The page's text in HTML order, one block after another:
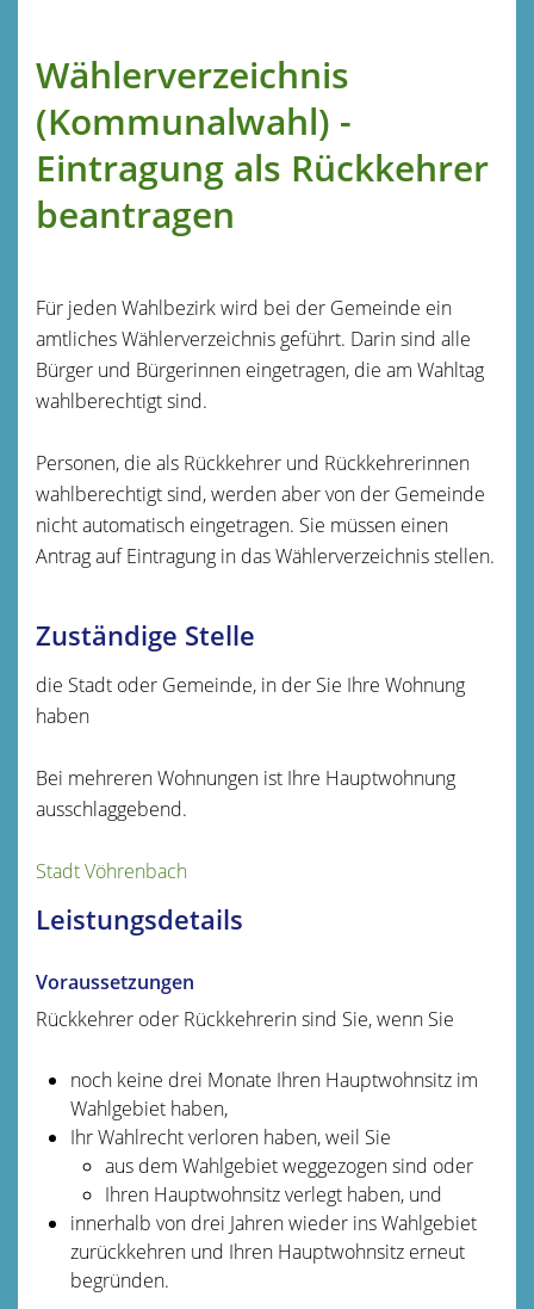
Wählerverzeichnis
(Kommunalwahl) -
Eintragung als Rückkehrer
beantragen
Für jeden Wahlbezirk wird bei der Gemeinde ein
amtliches Wählerverzeichnis geführt. Darin sind alle
Bürger und Bürgerinnen eingetragen, die am Wahltag
wahlberechtigt sind.
Personen, die als Rückkehrer und Rückkehrerinnen
wahlberechtigt sind, werden aber von der Gemeinde
nicht automatisch eingetragen. Sie müssen einen
Antrag auf Eintragung in das Wählerverzeichnis stellen.
Zuständige Stelle
die Stadt oder Gemeinde, in der Sie Ihre Wohnung
haben
Bei mehreren Wohnungen ist Ihre Hauptwohnung
ausschlaggebend.
Stadt Vöhrenbach
Leistungsdetails
Voraussetzungen
Rückkehrer oder Rückkehrerin sind Sie, wenn Sie
noch keine drei Monate Ihren Hauptwohnsitz im
Wahlgebiet haben,
Ihr Wahlrecht verloren haben, weil Sie
aus dem Wahlgebiet weggezogen sind oder
Ihren Hauptwohnsitz verlegt haben, und
innerhalb von drei Jahren wieder ins Wahlgebiet
zurückkehren und Ihren Hauptwohnsitz erneut
begründen.